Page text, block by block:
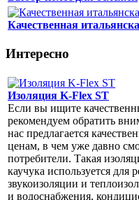
Качественная
Интересно
Изоляция K-Flex ST
Если вы ищите
рекомендуем обратить
нас предлагается
ценам, в чем уже давно
потребители. Такая
каучука используется для
звукоизоляции и
и водоснабжения,